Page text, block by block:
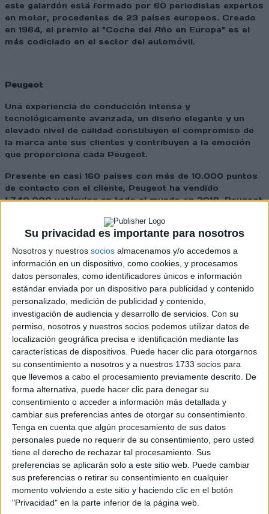
Su privacidad es importante para nosotros
Nosotros y nuestros socios almacenamos y/o accedemos a
información en un dispositivo, como cookies, y procesamos
datos personales, como identificadores únicos e información
estándar enviada por un dispositivo para publicidad y contenido
personalizado, medición de publicidad y contenido,
investigación de audiencia y desarrollo de servicios. Con su
permiso, nosotros y nuestros socios podemos utilizar datos de
localización geográfica precisa e identificación mediante las
características de dispositivos. Puede hacer clic para otorgarnos
su consentimiento a nosotros y a nuestros 1733 socios para
que llevemos a cabo el procesamiento previamente descrito. De
forma alternativa, puede hacer clic para denegar su
consentimiento o acceder a información más detallada y
cambiar sus preferencias antes de otorgar su consentimiento.
Tenga en cuenta que algún procesamiento de sus datos
personales puede no requerir de su consentimiento, pero usted
tiene el derecho de rechazar tal procesamiento. Sus
preferencias se aplicarán solo a este sitio web. Puede cambiar
sus preferencias o retirar su consentimiento en cualquier
momento volviendo a este sitio y haciendo clic en el botón
"Privacidad" en la parte inferior de la página web.
este galardón está formado por 60 periodistas expertos
en motor, procedentes de 23 países europeos. Creado
en 1964, el premio al "Coche del Año en Europa" es el
más codiciado en el sector del automóvil.
Peugeot
Una experiencia de conducción intensa y
tecnológicamente avanzada, un diseño elegante y un
elevado nivel de calidad constituyen el compromiso de
la marca ante sus clientes y contribuyen a la emoción
que proporciona cada Peugeot.
Presente en casi 160 países con más de 10.000 puntos
de contacto con el cliente, Peugeot ha vendido
1.740.000 vehículos en todo el mundo en 2018. Peugeot
ser la marca generalista de alta gama con vocación
mundial
Rallyes
WRC
S-CER
ERC
CERA
CERT
Internacionales
Campeonatos Autonómicos
Históricos
Dakar
RallyCross
Circuitos
F1
Fórmula E
F2 / F3 / F4
Resistencia